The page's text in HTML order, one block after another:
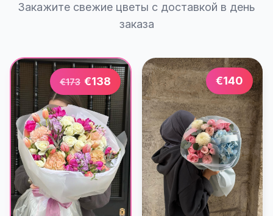
Закажите свежие цветы с доставкой в день
заказа
€173 €138 €140